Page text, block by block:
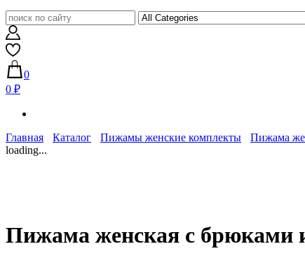
0
0 ₽
Главная Каталог Пижамы женские комплекты
Пижама
loading...
Пижама женская с брюками